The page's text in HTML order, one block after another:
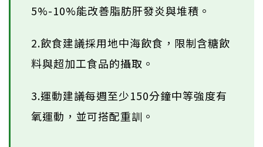
5%-10%能改善脂肪肝發炎與堆積。
2.飲食建議採用地中海飲食，限制含糖飲
料與超加工食品的攝取。
3.運動建議每週至少150分鐘中等強度有
氧運動，並可搭配重訓。